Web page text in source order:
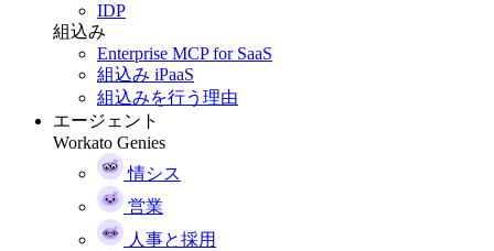
IDP
組込み
Enterprise MCP for SaaS
組込み iPaaS
組込みを行う理由
エージェント
Workato Genies
情シス
営業
人事と採用